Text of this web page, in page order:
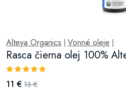
Alteya Organics Vonné oleje
Rasca čierna olej 100%
11 € 13 €